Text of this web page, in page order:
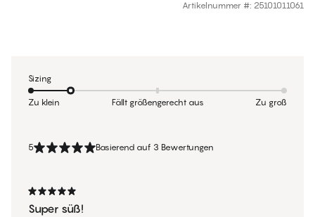
Artikelnummer #: 25101011061
5 Basierend auf 3 Bewertungen
Super süß!
Sizing
Zu klein Fällt größengerecht aus Zu groß